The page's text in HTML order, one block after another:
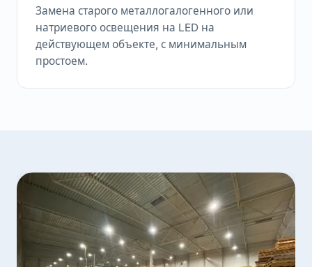
Замена старого металлогалогенного или
натриевого освещения на LED на
действующем объекте, с минимальным
простоем.